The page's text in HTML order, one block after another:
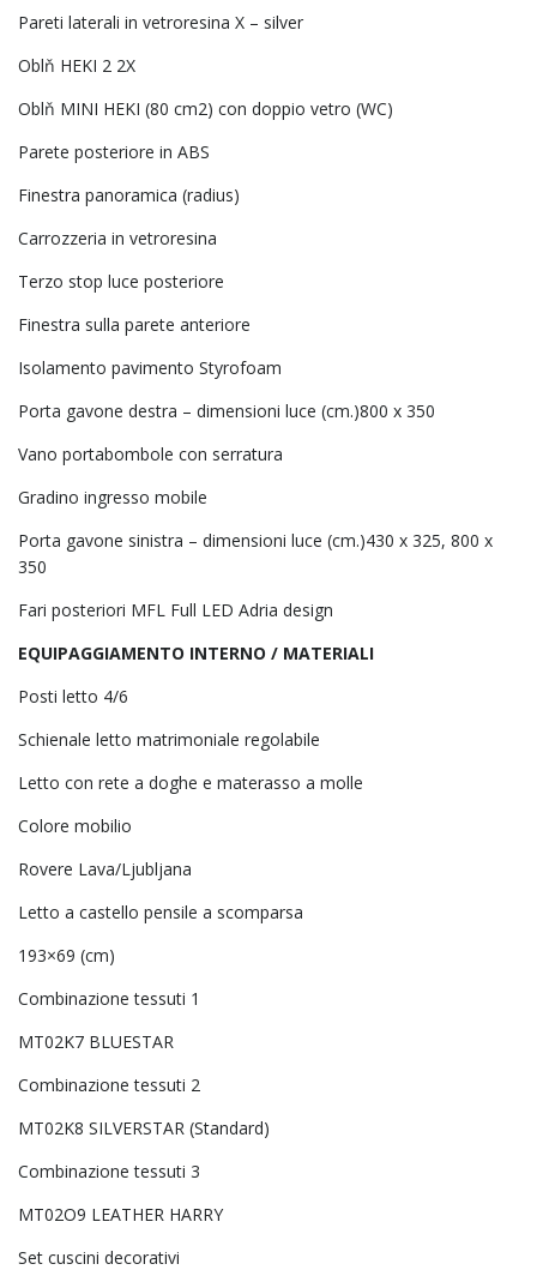
Pareti laterali in vetroresina X – silver
Oblň HEKI 2 2X
Oblň MINI HEKI (80 cm2) con doppio vetro (WC)
Parete posteriore in ABS
Finestra panoramica (radius)
Carrozzeria in vetroresina
Terzo stop luce posteriore
Finestra sulla parete anteriore
Isolamento pavimento Styrofoam
Porta gavone destra – dimensioni luce (cm.)800 x 350
Vano portabombole con serratura
Gradino ingresso mobile
Porta gavone sinistra – dimensioni luce (cm.)430 x 325, 800 x
350
Fari posteriori MFL Full LED Adria design
EQUIPAGGIAMENTO INTERNO / MATERIALI
Posti letto 4/6
Schienale letto matrimoniale regolabile
Letto con rete a doghe e materasso a molle
Colore mobilio
Rovere Lava/Ljubljana
Letto a castello pensile a scomparsa
193×69 (cm)
Combinazione tessuti 1
MT02K7 BLUESTAR
Combinazione tessuti 2
MT02K8 SILVERSTAR (Standard)
Combinazione tessuti 3
MT02O9 LEATHER HARRY
Set cuscini decorativi